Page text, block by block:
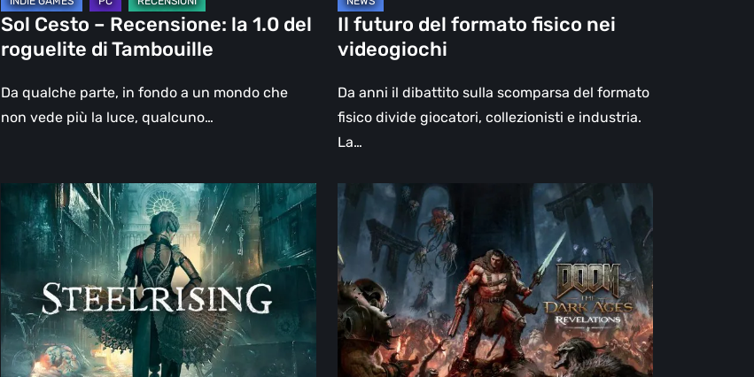
Tambouille
Sol Cesto – Recensione: la 1.0 del
roguelite di Tambouille
Da qualche parte, in fondo a un mondo che
non vede più la luce, qualcuno…
Il futuro del formato fisico nei
videogiochi
Da anni il dibattito sulla scomparsa del formato
fisico divide giocatori, collezionisti e industria.
La…
Steelrising,
recensione:
rivoluzione
sotto
ingranaggi
DOOM:
Dark
Ages
–
Revelations,
la
recensione